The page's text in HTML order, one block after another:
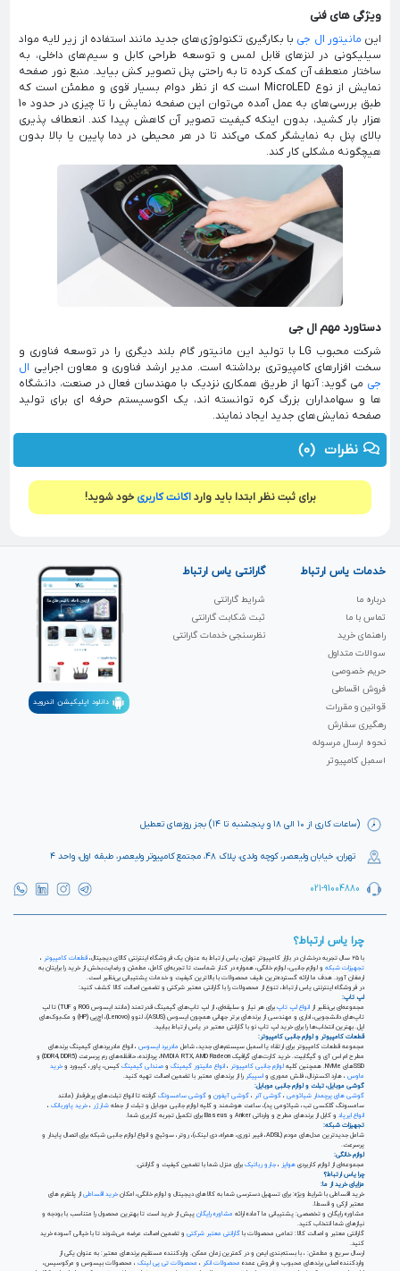
ویژگی های فنی
این مانیتور ال جی با بکارگیری تکنولوژی‌های جدید مانند استفاده از زیر لایه مواد
سیلیکونی در لنز‌های قابل لمس و توسعه طراحی کابل و سیم‌های داخلی، به
ساختار منعطف آن کمک کرده تا به راحتی پنل تصویر کش بیاید. منبع نور صفحه
نمایش از نوع MicroLED است که از نظر دوام بسیار قوی و مطمئن است که
طبق بررسی‌های به عمل آمده می‌توان این صفحه نمایش را تا چیزی در حدود 10
هزار بار کشید، بدون اینکه کیفیت تصویر آن کاهش پیدا کند. انعطاف پذیری
بالای پنل به نمایشگر کمک می‌کند تا در هر محیطی در دما پایین یا بالا بدون
هیچگونه مشکلی کار کند.
دستاورد مهم ال جی
شرکت محبوب LG با تولید این مانیتور گام بلند دیگری را در توسعه فناوری و
سخت افزارهای کامپیوتری برداشته است. مدیر ارشد فناوری و معاون اجرایی ال
جی می گوید: آنها از طریق همکاری نزدیک با مهندسان فعال در صنعت، دانشگاه
ها و سهامداران بزرگ کره توانسته اند، یک اکوسیستم حرفه ای برای تولید
صفحه نمایش‌های جدید ایجاد نمایند.
نظرات (0)
برای ثبت نظر ابتدا باید وارداکانت کاربری خود شوید!
(ساعات کاری از ۱۰ الی ۱۸ و پنجشنبه تا ۱۴) بجز روزهای تعطیل
تهران، خیابان ولیعصر، کوچه ولدی، پلاک ۴۸، مجتمع کامپیوتر ولیعصر، طبقه اول، واحد ۴
021-91004880
خدمات یاس ارتباط
درباره ما
تماس با ما
راهنمای خرید
سوالات متداول
حریم خصوصی
فروش اقساطی
قوانین و مقررات
رهگیری سفارش
نحوه ارسال مرسوله
اسمبل کامپیوتر
گارانتی یاس ارتباط
شرایط گارانتی
ثبت شکابت‌ گارانتی
نظرسنجی خدمات گارانتی
دانلود اپلیکیشن اندروید
چرا یاس ارتباط؟
با ۲۵ سال تجربه درخشان در بازار کامپیوتر تهران، یاس ارتباط به عنوان یک فروشگاه اینترنتی کالای دیجیتال، قطعات کامپیوتر
تجهیزات شبکه
و لوازم جانبی، لوازم خانگی، همواره در کنار شماست تا تجربه‌ای کامل، مطمئن و رضایت‌بخش از خرید را برایتان به
ارمغان آورد. هدف ما ارائه گسترده‌ترین طیف محصولات با بالاترین کیفیت و خدمات پشتیبانی بی‌نظیر است.
در فروشگاه اینترنتی یاس ارتباط، تنوع از محصولات را با گارانتی معتبر شرکتی و تضمین اصالت کالا کشف کنید:
لپ تاپ:
مجموعه‌ای بی‌نظیر از انواع لپ تاپ
برای هر نیاز و سلیقه‌ای، از لپ تاپ‌های گیمینگ قدرتمند (مانند ایسوس ROG و TUF) تا لپ
تاپ‌های دانشجویی، اداری و مهندسی از برندهای برتر جهانی همچون ایسوس (ASUS)، لنوو (Lenovo)، اچ‌پی (HP) و مک‌بوک‌های
اپل. بهترین انتخاب‌ها را برای خرید لپ تاپ نو با گارانتی معتبر در یاس ارتباط بیابید.
قطعات کامپیوتر و لوازم جانبی کامپیوتر:
مجموعه قطعات کامپیوتر برای ارتقاء یا اسمبل سیستم‌های جدید، شامل مادربرد ایسوس ، انواع مادربردهای گیمینگ برندهای
مطرح ام اس آی و گیگابیت. خرید کارت‌های گرافیک NVIDIA RTX, AMD Radeon، پردازنده‌، حافظه‌های رم پرسرعت (DDR4, DDR5) و
SSDهای NVMe. همچنین کلیه
لوازم جانبی کامپیوتر انواع مانیتور گیمینگ صندلی گیمینگ
خرید
ماوس
اسپیکر
گوشی موبایل، تبلت و لوازم جانبی موبایل:
گوشی های پرچمدار شیائومی گوشی آنر گوشی آیفون گوشی سامسونگ گرفته تا انواع تبلت‌های پرطرفدار (مانند
سامسونگ گلکسی تب، شیائومی پد)، ساعت هوشمند و کلیه لوازم جانبی موبایل و تبلت از جمله شارژر خرید پاوربانک
انواع ایرپاد
تجهیزات شبکه:
شامل جدیدترین مدل‌های مودم (ADSL، فیبر نوری، همراه، دی لینک)، روتر، سوئیچ و انواع لوازم جانبی شبکه برای اتصال پایدار و
پرسرعت.
لوازم خانگی:
مجموعه‌ای از لوازم کاربردی هواپز جارو رباتیک
چرا یاس ارتباط؟
مزایای خرید از ما:
خرید اقساطی با شرایط ویژه: برای تسهیل دسترسی شما به کالاهای دیجیتال و لوازم خانگی، امکانخرید اقساطی از پلتفرم های
معتبر ازکی و قسطا.
مشاوره رایگان و تخصصی: پشتیبانی ما آماده ارائه مشاوره رایگان پیش از خرید است تا بهترین محصول را متناسب با بودجه و
نیازهای شما انتخاب کنید.
گارانتی معتبر و اصالت کالا: تمامی محصولات با گارانتی معتبر شرکتی و تضمین اصالت عرضه می‌شوند تا با خیالی آسوده خرید
کنید.
ارسال سریع و مطمئن: ، با بسته‌بندی ایمن و در کمترین زمان ممکن. واردکننده مستقیم برندهای معتبر: به عنوان یکی از
واردکننده اصلی برندهای محبوب و فروش عمده محصولات انکر ، محصولات تی پی لینک ، محصولات بیسوس و مرکوسیس،